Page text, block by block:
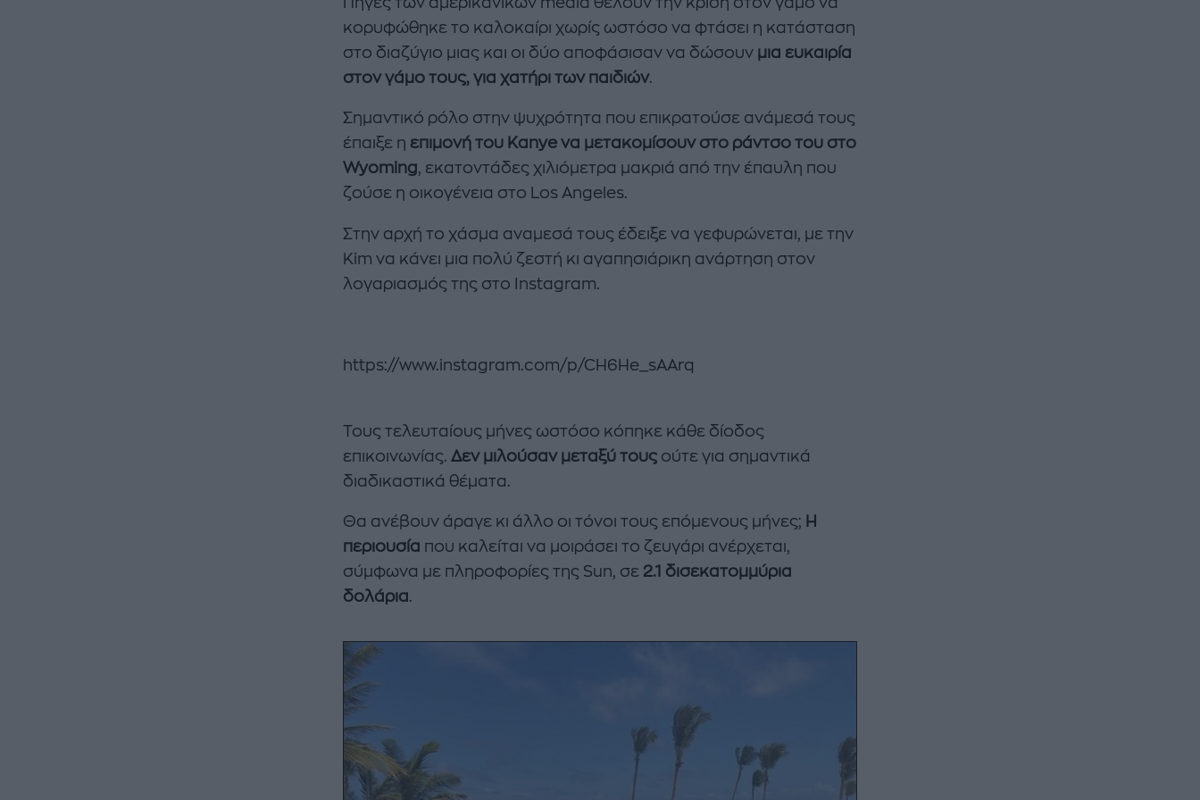
κορυφώθηκε το καλοκαίρι χωρίς ωστόσο να φτάσει η κατάσταση
στο διαζύγιο μιας και οι δύο αποφάσισαν να δώσουν μια ευκαιρία
στον γάμο τους, για χατήρι των παιδιών.
Σημαντικό ρόλο στην ψυχρότητα που επικρατούσε ανάμεσά τους
έπαιξε η επιμονή του Kanye να μετακομίσουν στο ράντσο του στο
Wyoming, εκατοντάδες χιλιόμετρα μακριά από την έπαυλη που
ζούσε η οικογένεια στο Los Angeles.
Στην αρχή το χάσμα αναμεσά τους έδειξε να γεφυρώνεται, με την
Kim να κάνει μια πολύ ζεστή κι αγαπησιάρικη ανάρτηση στον
λογαριασμός της στο Instagram.
https://www.instagram.com/p/CH6He_sAArq
Τους τελευταίους μήνες ωστόσο κόπηκε κάθε δίοδος
επικοινωνίας. Δεν μιλούσαν μεταξύ τους ούτε για σημαντικά
διαδικαστικά θέματα.
Θα ανέβουν άραγε κι άλλο οι τόνοι τους επόμενους μήνες; Η
περιουσία που καλείται να μοιράσει το ζευγάρι ανέρχεται,
σύμφωνα με πληροφορίες της Sun, σε 2.1 δισεκατομμύρια
δολάρια.